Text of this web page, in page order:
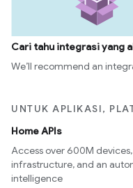
Cari tahu integrasi yang
We’ll recommend an
UNTUK APLIKASI,
Home APIs
Access over 600M
infrastructure, and an
intelligence